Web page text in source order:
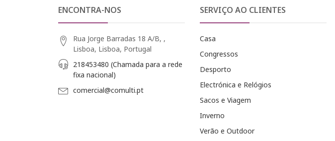
ENCONTRA-NOS
Rua Jorge Barradas 18 A/B, ,
Lisboa, Lisboa, Portugal
218453480 (Chamada para a rede
fixa nacional)
comercial@comulti.pt
SERVIÇO AO CLIENTES
Casa
Congressos
Desporto
Electrónica e Relógios
Sacos e Viagem
Inverno
Verão e Outdoor